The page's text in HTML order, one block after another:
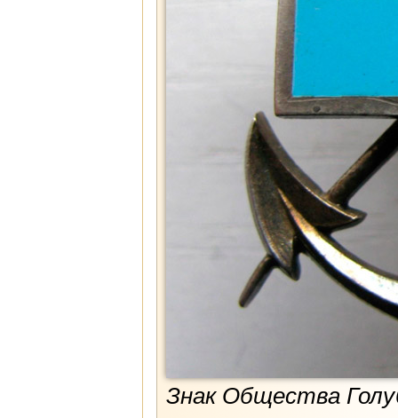
Знак Общества